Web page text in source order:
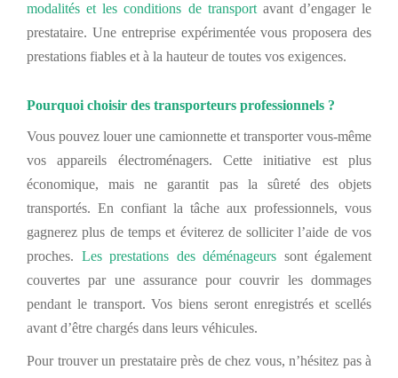
modalités et les conditions de transportavant d’engager le
prestataire. Une entreprise expérimentée vous proposera des
prestations fiables et à la hauteur de toutes vos exigences.
Pourquoi choisir des transporteurs professionnels ?
Vous pouvez louer une camionnette et transporter vous-même
vos appareils électroménagers. Cette initiative est plus
économique, mais ne garantit pas la sûreté des objets
transportés. En confiant la tâche aux professionnels, vous
gagnerez plus de temps et éviterez de solliciter l’aide de vos
proches. Les prestations des déménageurs sont également
couvertes par une assurance pour couvrir les dommages
pendant le transport. Vos biens seront enregistrés et scellés
avant d’être chargés dans leurs véhicules.
Pour trouver un prestataire près de chez vous, n’hésitez pas à